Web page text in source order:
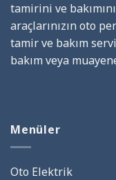
tamirini ve
araçlarınızın oto
tamir ve bakım
bakım veya
Menüler
Oto Elektrik